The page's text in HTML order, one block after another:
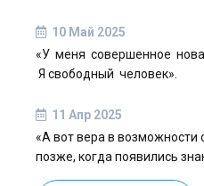
10 Май 2025
«У меня совершенное
Я свободный человек».
11 Апр 2025
«А вот вера в возможности
позже, когда появились